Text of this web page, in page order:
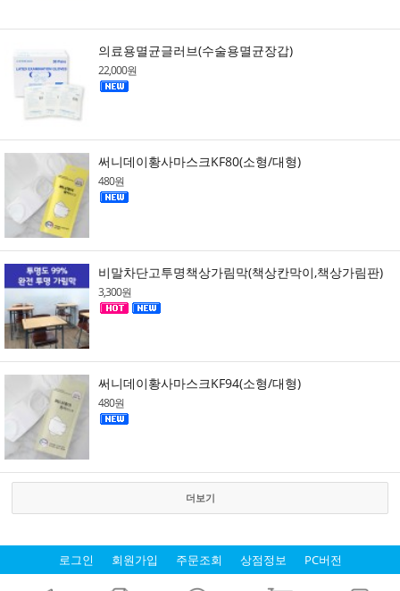
의료용멸균글러브(수술용멸균장갑)
22,000원
써니데이황사마스크KF80(소형/대형)
480원
비말차단고투명책상가림막(책상칸막이,책상가림판)
3,300원
써니데이황사마스크KF94(소형/대형)
480원
더보기
로그인 회원가입 주문조회 상점정보 PC버전